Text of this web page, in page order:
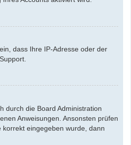
dass Ihre IP-Adresse oder der
durch die Board Administration
Anweisungen. Ansonsten prüfen
eingegeben wurde, dann